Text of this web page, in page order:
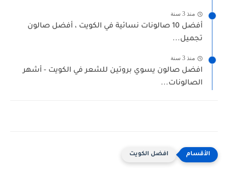
منذ 3 سنة
أفضل 10 صالونات نسائية في الكويت ، أفضل صالون
تجميل...
منذ 3 سنة
افضل صالون يسوي بروتين للشعر في الكويت - أشهر
الصالونات...
افضل الكويت